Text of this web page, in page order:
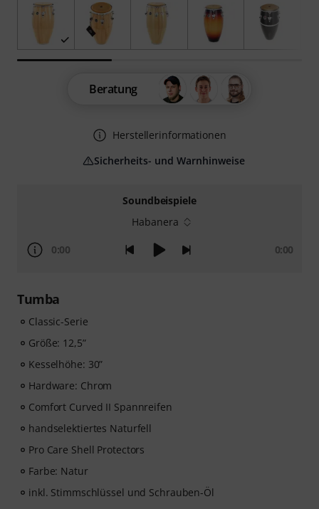
Soundbeispiele
Habanera
0:00 0:00
Tumba
Classic-Serie
Größe: 12,5”
Kesselhöhe: 30”
Hardware: Chrom
Comfort Curved II Spannreifen
handselektiertes Naturfell
Pro Care Shell Protectors
Farbe: Natur
inkl. Stimmschlüssel und Schrauben-Öl
Beratung
Herstellerinformationen
Sicherheits- und Warnhinweise